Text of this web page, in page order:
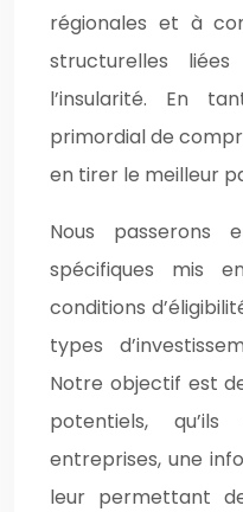
régionales et à
structurelles
l’insularité. En
primordial de
en tirer le meilleur
Nous passerons
spécifiques mis
conditions
types
Notre objectif est
potentiels,
entreprises, une
leur permettant